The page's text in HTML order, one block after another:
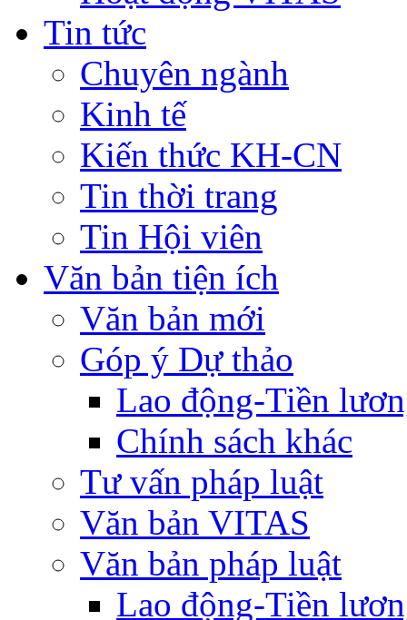
Tin tức
Chuyên ngành
Kinh tế
Kiến thức KH-CN
Tin thời trang
Tin Hội viên
Văn bản tiện ích
Văn bản mới
Góp ý Dự thảo
Lao động-Tiền
Chính sách khác
Tư vấn pháp luật
Văn bản VITAS
Văn bản pháp luật
Lao động-Tiền